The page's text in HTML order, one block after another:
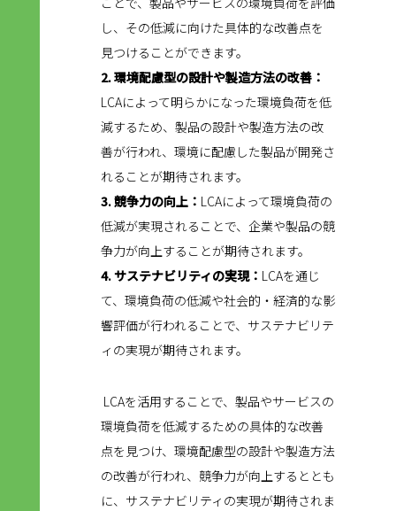
し、その低減に向けた具体的な改善点を
見つけることができます。
2. 環境配慮型の設計や製造方法の改善：
LCAによって明らかになった環境負荷を低
減するため、製品の設計や製造方法の改
善が行われ、環境に配慮した製品が開発さ
れることが期待されます。
3. 競争力の向上： LCAによって環境負荷の
低減が実現されることで、企業や製品の競
争力が向上することが期待されます。
4. サステナビリティの実現： LCAを通じ
て、環境負荷の低減や社会的・経済的な影
響評価が行われることで、サステナビリテ
ィの実現が期待されます。
LCAを活用することで、製品やサービスの
環境負荷を低減するための具体的な改善
点を見つけ、環境配慮型の設計や製造方法
の改善が行われ、競争力が向上するととも
に、サステナビリティの実現が期待されま